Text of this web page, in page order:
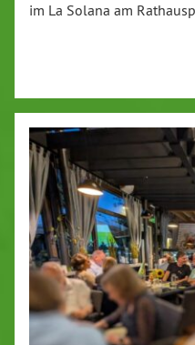
im La Solana am